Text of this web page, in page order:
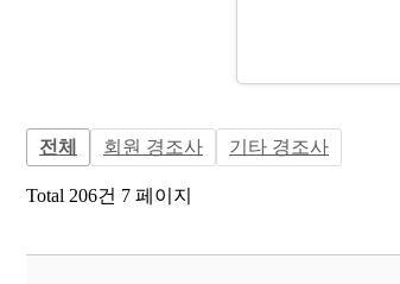
전체 회원 경조사 기타 경조사
Total 206건 7 페이지